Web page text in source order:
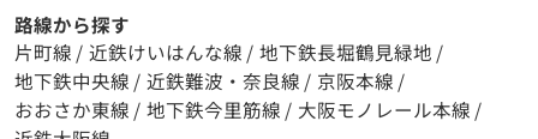
路線から探す
片町線 / 近鉄けいはんな線 / 地下鉄長堀鶴見緑地 /
地下鉄中央線 / 近鉄難波・奈良線 / 京阪本線 /
おおさか東線 / 地下鉄今里筋線 / 大阪モノレール本線 /